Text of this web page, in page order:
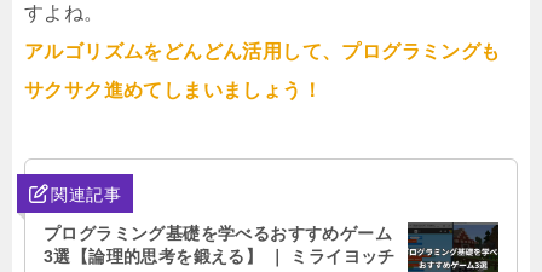
すよね。
アルゴリズムをどんどん活用して、プログラミングも
サクサク進めてしまいましょう！
関連記事
プログラミング基礎を学べるおすすめゲーム
3選【論理的思考を鍛える】 ｜ ミライヨッチ